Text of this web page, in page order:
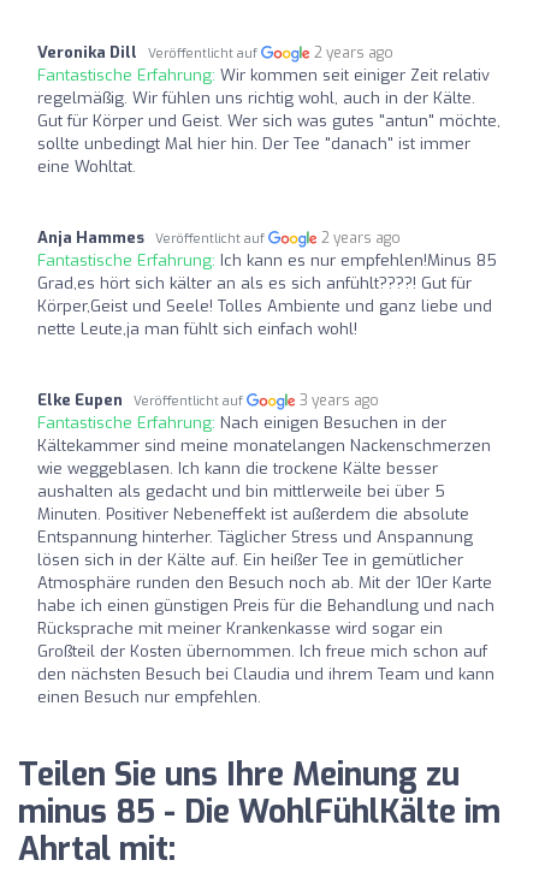
Veronika Dill Veröffentlicht auf 2 years ago
Fantastische Erfahrung: Wir kommen seit einiger Zeit relativ
regelmäßig. Wir fühlen uns richtig wohl, auch in der Kälte.
Gut für Körper und Geist. Wer sich was gutes "antun" möchte,
sollte unbedingt Mal hier hin. Der Tee "danach" ist immer
eine Wohltat.
Anja Hammes Veröffentlicht auf 2 years ago
Fantastische Erfahrung: Ich kann es nur empfehlen!Minus 85
Grad,es hört sich kälter an als es sich anfühlt????! Gut für
Körper,Geist und Seele! Tolles Ambiente und ganz liebe und
nette Leute,ja man fühlt sich einfach wohl!
Elke Eupen Veröffentlicht auf 3 years ago
Fantastische Erfahrung: Nach einigen Besuchen in der
Kältekammer sind meine monatelangen Nackenschmerzen
wie weggeblasen. Ich kann die trockene Kälte besser
aushalten als gedacht und bin mittlerweile bei über 5
Minuten. Positiver Nebeneffekt ist außerdem die absolute
Entspannung hinterher. Täglicher Stress und Anspannung
lösen sich in der Kälte auf. Ein heißer Tee in gemütlicher
Atmosphäre runden den Besuch noch ab. Mit der 10er Karte
habe ich einen günstigen Preis für die Behandlung und nach
Rücksprache mit meiner Krankenkasse wird sogar ein
Großteil der Kosten übernommen. Ich freue mich schon auf
den nächsten Besuch bei Claudia und ihrem Team und kann
einen Besuch nur empfehlen.
Teilen Sie uns Ihre Meinung zu
minus 85 - Die WohlFühlKälte im
Ahrtal mit: